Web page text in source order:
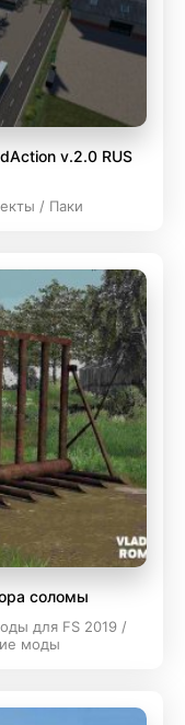
v.2.0 RUS
/ Паки
соломы
для FS 2019 /
моды